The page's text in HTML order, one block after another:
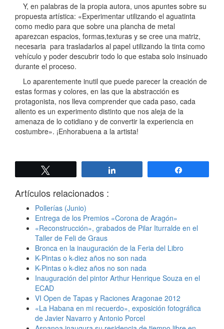
Y, en palabras de la propia autora, unos apuntes sobre su
propuesta artística: «Experimentar utilizando el aguatinta
como medio para que sobre una plancha de metal
aparezcan espacios, formas,texturas y se cree una matriz,
necesaria para trasladarlos al papel utilizando la tinta como
vehículo y poder descubrir todo lo que estaba solo insinuado
durante el proceso.
Lo aparentemente inutil que puede parecer la creación de
estas formas y colores, en las que la abstracción es
protagonista, nos lleva comprender que cada paso, cada
aliento es un experimento distinto que nos aleja de la
amenaza de lo cotidiano y de convertir la experiencia en
costumbre». ¡Enhorabuena a la artista!
Artículos relacionados :
Pollerías (Junio)
Entrega de los Premios «Corona de Aragón»
«Reconstrucción», grabados de Pilar Iturralde en el
Taller de Feli de Graus
Bronca en la inauguración de la Feria del Libro
K-Pintas o k-diez años no son nada
K-Pintas o k-diez años no son nada
Inauguración del pintor Arthur Henrique Souza en el
ECAD
VI Open de Tapas y Raciones Aragonae 2012
«La Habana en mi recuerdo», exposición fotográfica
de Javier Navarro y Antonio Porcel